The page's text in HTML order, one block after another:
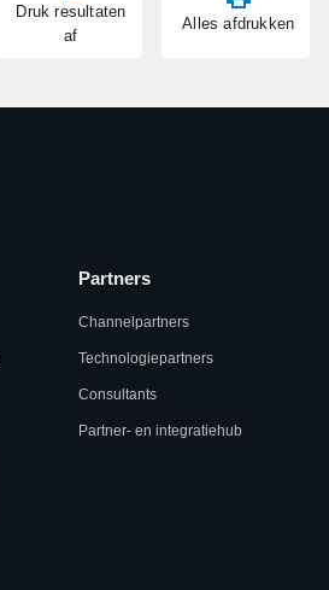
Druk resultaten
af
Alles afdrukken
Partners
Channelpartners
Technologiepartners
Consultants
Partner- en integratiehub